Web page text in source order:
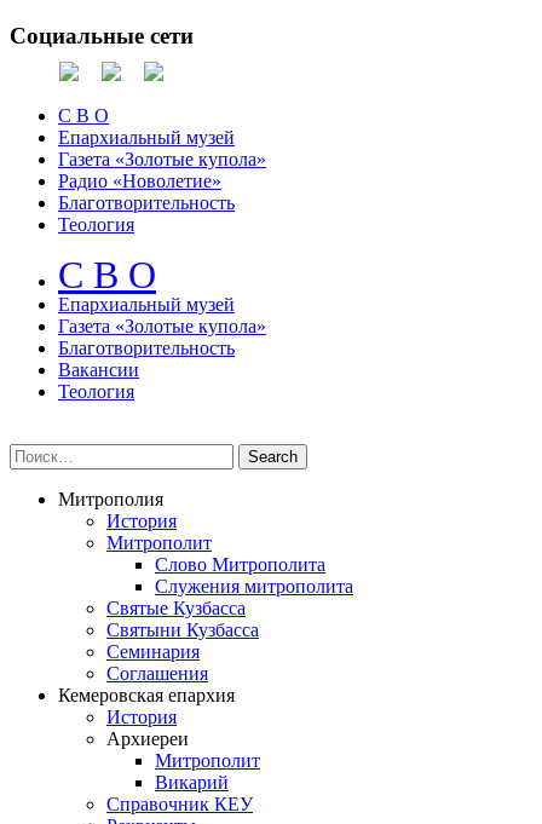
Социальные сети
С В О
Епархиальный музей
Газета «Золотые купола»
Радио «Новолетие»
Благотворительность
Теология
С В О
Епархиальный музeй
Газета «Золотые купола»
Благотворительность
Вакансии
Теология
Митрополия
История
Митрополит
Слово Митрополита
Служения митрополита
Святые Кузбасса
Святыни Кузбасса
Семинария
Соглашения
Кемеровская епархия
История
Архиереи
Митрополит
Викарий
Справочник КЕУ